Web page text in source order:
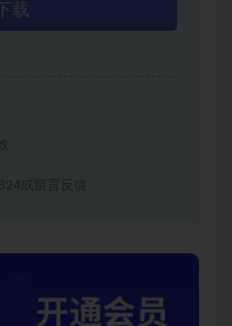
载
或留言反馈